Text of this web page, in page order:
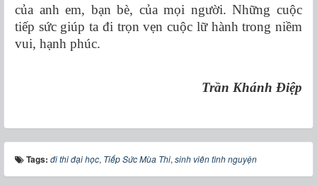
của anh em, bạn bè, của mọi người. Những cuộc
tiếp sức giúp ta đi trọn vẹn cuộc lữ hành trong niềm
vui, hạnh phúc.
Trần Khánh Điệp
Tags: đi thi đại học, Tiếp Sức Mùa Thi, sinh viên tình nguyện